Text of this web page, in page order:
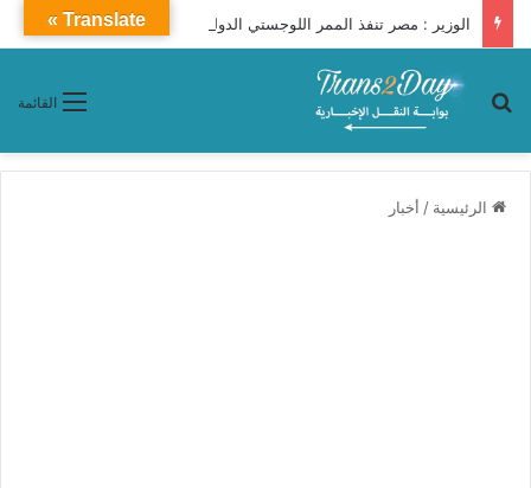
الوزير : مصر تنفذ الممر اللوجستي الدولي (برنيس – أسوان – توشكى – شرق العوينات – الكفرة – إنجامينا)
القائمة بحث عن
الرئيسية / أخبار
Translate »